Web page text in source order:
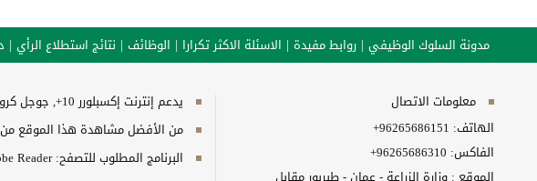
مدونة السلوك الوظيفي روابط مفيدة الاسئلة الاكثر تكرارا الوظائف نتائج استطلاع الرأي
معلومات الاتصال
الهاتف: +96265686151
الفاكس: +96265686310
يدعم إنترنت إكسبلورر 10+, جوجل كروم, فايرفوكس, سفاري
من الأفضل مشاهدة هذا الموقع من خلال
البرنامج المطلوب للتصفح: Adobe Reader